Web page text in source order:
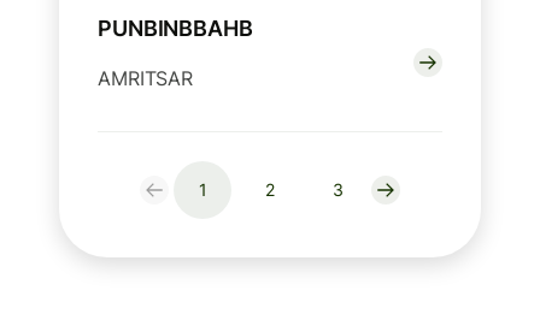
PUNBINBBAHB
AMRITSAR
1 2 3